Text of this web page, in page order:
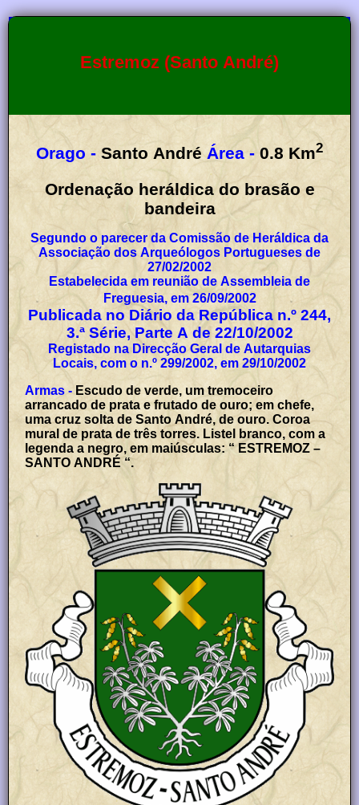
Estremoz (Santo André)
Orago - Santo André Área - 0.8 Km2
Ordenação heráldica do brasão e
bandeira
Segundo o parecer da Comissão de Heráldica da
Associação dos Arqueólogos Portugueses de
27/02/2002
Estabelecida em reunião de Assembleia de
Freguesia, em 26/09/2002
Publicada no Diário da República n.º 244,
3.ª Série, Parte A de 22/10/2002
Registado na Direcção Geral de Autarquias
Locais, com o n.º 299/2002, em 29/10/2002
Armas - Escudo de verde, um tremoceiro
arrancado de prata e frutado de ouro; em chefe,
uma cruz solta de Santo André, de ouro. Coroa
mural de prata de três torres. Listel branco, com a
legenda a negro, em maiúsculas: “ ESTREMOZ –
SANTO ANDRÉ “.